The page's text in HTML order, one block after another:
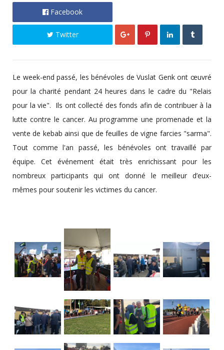
Facebook
Twitter
Le week-end passé, les bénévoles de Vuslat Genk ont œuvré
pour la charité pendant 24 heures dans le cadre du "Relais
pour la vie". Ils ont collecté des fonds afin de contribuer à la
lutte contre le cancer. Au programme une promenade et la
vente de kebab ainsi que de feuilles de vigne farcies "sarma".
Tout comme l'an passé, les bénévoles ont travaillé par
équipe. Cet événement était très enrichissant pour les
nombreux participants qui ont donné le meilleur d’eux-
mêmes pour soutenir les victimes du cancer.